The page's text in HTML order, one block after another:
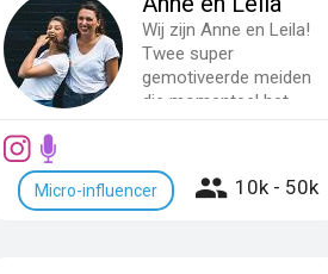
Wij zijn Anne en Leila!
Twee super
gemotiveerde meiden
die momenteel het
Micro-influencer 10k - 50k